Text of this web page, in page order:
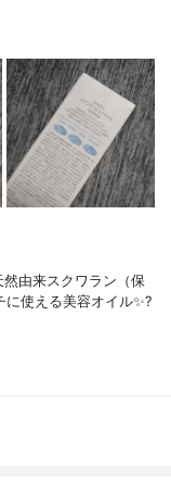
然由来スクワラン（保
使える美容オイル✨?